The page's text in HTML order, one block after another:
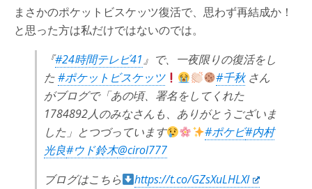
まさかのポケットビスケッツ復活で、思わず再結成か！
と思った方は私だけではないのでは。
『#24時間テレビ41』で、一夜限りの復活をし
た#ポケットビスケッツ #千秋さん
がブログで「あの頃、署名をしてくれた
1784892人のみなさんも、ありがとうございま
した」とつづっています
#ポケビ#内村
光良#ウド鈴木@cirol777
ブログはこちら
https://t.co/GZsXuLHLXl